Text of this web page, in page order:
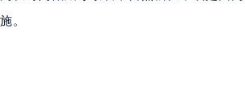
州市丰泽区宝洲路729号浦西万达中心写
。